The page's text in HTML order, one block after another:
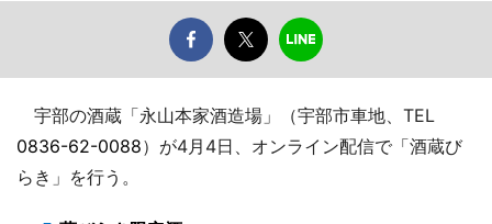
宇部の酒蔵「永山本家酒造場」（宇部市車地、TEL
0836-62-0088）が4月4日、オンライン配信で「酒蔵び
らき」を行う。